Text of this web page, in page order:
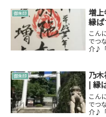
御朱印
増
縁
こん
でつ
介♪
ます
寺院
御朱印
乃
| 縁
こん
でつ
介♪